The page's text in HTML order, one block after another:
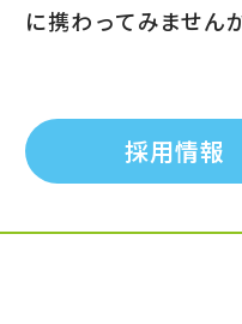
に携わってみません
採用情報